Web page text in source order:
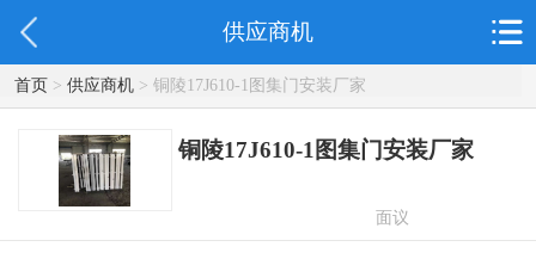
供应商机
首页> 供应商机> 铜陵17J610-1图集门安装厂家
铜陵17J610-1图集门安装厂家
面议